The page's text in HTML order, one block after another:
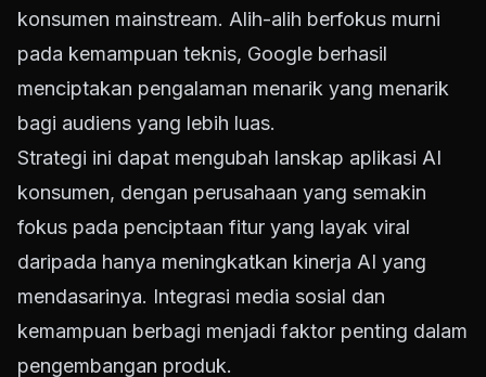
konsumen mainstream. Alih-alih berfokus murni
pada kemampuan teknis, Google berhasil
menciptakan pengalaman menarik yang menarik
bagi audiens yang lebih luas.
Strategi ini dapat mengubah lanskap aplikasi AI
konsumen, dengan perusahaan yang semakin
fokus pada penciptaan fitur yang layak viral
daripada hanya meningkatkan kinerja AI yang
mendasarinya. Integrasi media sosial dan
kemampuan berbagi menjadi faktor penting dalam
pengembangan produk.